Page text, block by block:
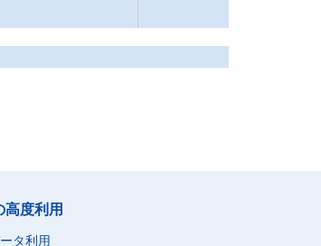
高度利用
タ利用